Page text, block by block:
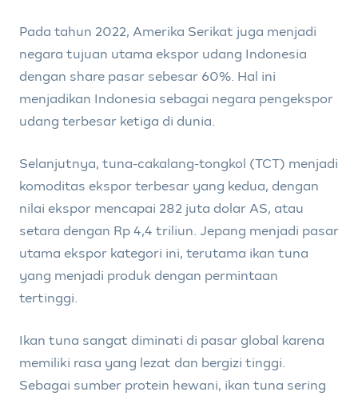
Pada tahun 2022, Amerika Serikat juga menjadi
negara tujuan utama ekspor udang Indonesia
dengan share pasar sebesar 60%. Hal ini
menjadikan Indonesia sebagai negara pengekspor
udang terbesar ketiga di dunia.
Selanjutnya, tuna-cakalang-tongkol (TCT) menjadi
komoditas ekspor terbesar yang kedua, dengan
nilai ekspor mencapai 282 juta dolar AS, atau
setara dengan Rp 4,4 triliun. Jepang menjadi pasar
utama ekspor kategori ini, terutama ikan tuna
yang menjadi produk dengan permintaan
tertinggi.
Ikan tuna sangat diminati di pasar global karena
memiliki rasa yang lezat dan bergizi tinggi.
Sebagai sumber protein hewani, ikan tuna sering